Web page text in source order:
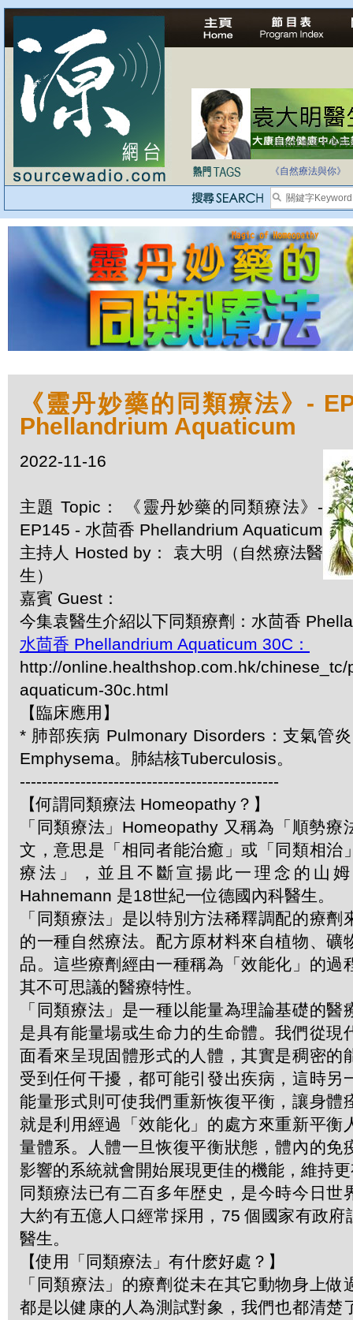
法治社會並不等同
自家教育合法化-
《自然療法與你》
《靈丹妙藥的同類療法》-
Phellandrium Aquaticum
2022-11-16
主題 Topic： 《靈丹妙藥的同類療法》-
EP145 - 水茴香 Phellandrium Aquaticum
主持人 Hosted by： 袁大明（自然療法醫
生）
嘉賓 Guest：
今集袁醫生介紹以下同類療劑：水茴香
水茴香 Phellandrium Aquaticum 30C：
http://online.healthshop.com.hk/chinese_tc/
aquaticum-30c.html
【臨床應用】
* 肺部疾病 Pulmonary Disorders：支氣管
Emphysema。肺結核Tuberculosis。
-----------------------------------------------
【何謂同類療法 Homeopathy？】
「同類療法」Homeopathy 又稱為「順勢療
文，意思是「相同者能治癒」或「同類相治
療法」，並且不斷宣揚此一理念的山
Hahnemann 是18世紀一位德國內科醫生。
「同類療法」是以特別方法稀釋調配的療劑
的一種自然療法。配方原材料來自植物、礦
品。這些療劑經由一種稱為「效能化」的過
其不可思議的醫療特性。
「同類療法」是一種以能量為理論基礎的醫
是具有能量場或生命力的生命體。我們從現
面看來呈現固體形式的人體，其實是稠密的
受到任何干擾，都可能引發出疾病，這時另
能量形式則可使我們重新恢復平衡，讓身體
就是利用經過「效能化」的處方來重新平衡
量體系。人體一旦恢復平衡狀態，體內的免
影響的系統就會開始展現更佳的機能，維持
同類療法已有二百多年歴史，是今時今日世
大約有五億人口經常採用，75 個國家有政府
醫生。
【使用「同類療法」有什麽好處？】
「同類療法」的療劑從未在其它動物身上做
都是以健康的人為測試對象，我們也都清楚